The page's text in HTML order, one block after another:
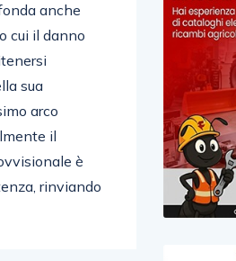
anche
cui il danno
sua
arco
il
è
rinviando